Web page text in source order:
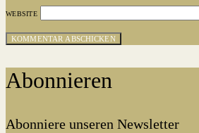
WEBSITE
Abonnieren
Abonniere unseren Newsletter